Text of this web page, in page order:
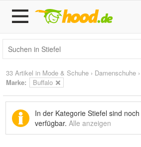
33 Artikel in Mode & Schuhe › Damenschuhe ›
Marke: Buffalo
In der Kategorie Stiefel sind noch
verfügbar. Alle anzeigen